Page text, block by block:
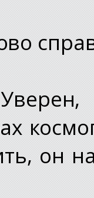
он